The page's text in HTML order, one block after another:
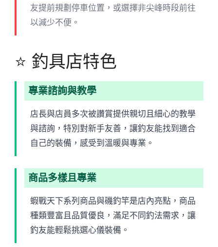
友提前規劃停車位置，或選擇非尖峰時段前往
以減少不便。
⭐ 釣具店特色
專業諮詢與教學
店長與店員多次被讚賞提供親切且細心的教學
與諮詢，特別對新手友善，讓釣友能找到適合
自己的裝備，感受到溫暖與專業。
商品多樣且專業
蝦戰天下系列商品與磯釣竿是店內亮點，商品
種類豐富且品質優良，滿足不同釣法需求，讓
釣友能輕鬆挑選心儀裝備。